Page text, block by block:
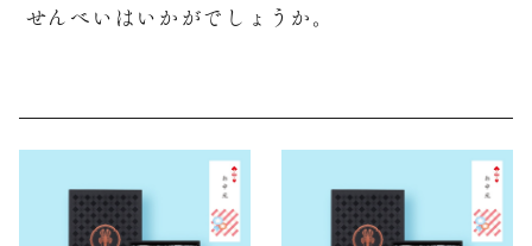
せんべいはいかがでしょうか。